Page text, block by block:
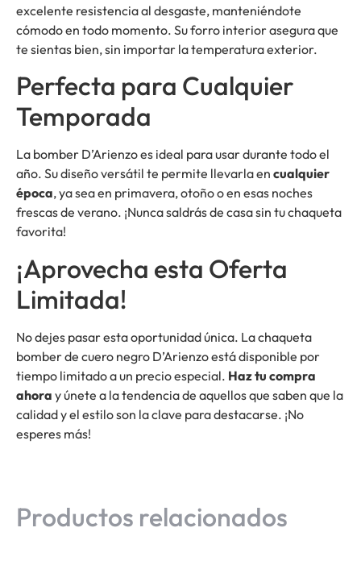
excelente resistencia al desgaste, manteniéndote
cómodo en todo momento. Su forro interior asegura que
te sientas bien, sin importar la temperatura exterior.
Perfecta para Cualquier
Temporada
La bomber D’Arienzo es ideal para usar durante todo el
año. Su diseño versátil te permite llevarla en cualquier
época, ya sea en primavera, otoño o en esas noches
frescas de verano. ¡Nunca saldrás de casa sin tu chaqueta
favorita!
¡Aprovecha esta Oferta
Limitada!
No dejes pasar esta oportunidad única. La chaqueta
bomber de cuero negro D’Arienzo está disponible por
tiempo limitado a un precio especial. Haz tu compra
ahora y únete a la tendencia de aquellos que saben que la
calidad y el estilo son la clave para destacarse. ¡No
esperes más!
Productos relacionados